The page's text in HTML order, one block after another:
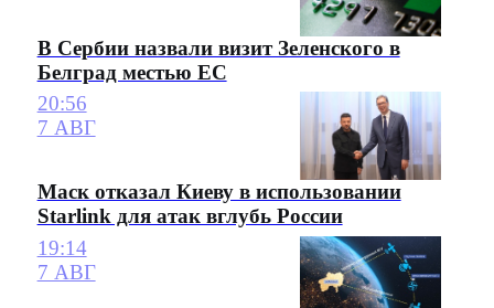
В Сербии назвали визит Зеленского в
Белград местью ЕС
20:56
7 АВГ
Маск отказал Киеву в использовании
Starlink для атак вглубь России
19:14
7 АВГ